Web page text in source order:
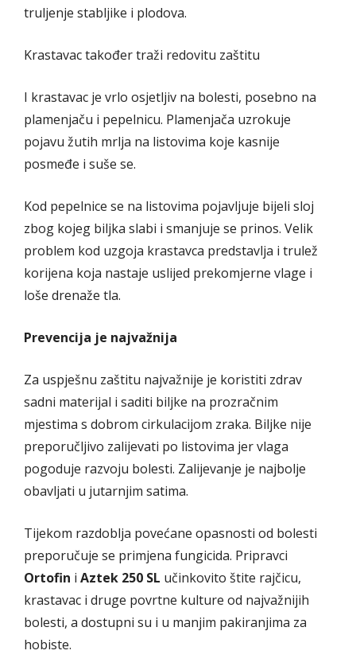
truljenje stabljike i plodova.
Krastavac također traži redovitu zaštitu
I krastavac je vrlo osjetljiv na bolesti, posebno na
plamenjaču i pepelnicu. Plamenjača uzrokuje
pojavu žutih mrlja na listovima koje kasnije
posmeđe i suše se.
Kod pepelnice se na listovima pojavljuje bijeli sloj
zbog kojeg biljka slabi i smanjuje se prinos. Velik
problem kod uzgoja krastavca predstavlja i trulež
korijena koja nastaje uslijed prekomjerne vlage i
loše drenaže tla.
Prevencija je najvažnija
Za uspješnu zaštitu najvažnije je koristiti zdrav
sadni materijal i saditi biljke na prozračnim
mjestima s dobrom cirkulacijom zraka. Biljke nije
preporučljivo zalijevati po listovima jer vlaga
pogoduje razvoju bolesti. Zalijevanje je najbolje
obavljati u jutarnjim satima.
Tijekom razdoblja povećane opasnosti od bolesti
preporučuje se primjena fungicida. Pripravci
Ortofin i Aztek 250 SL učinkovito štite rajčicu,
krastavac i druge povrtne kulture od najvažnijih
bolesti, a dostupni su i u manjim pakiranjima za
hobiste.